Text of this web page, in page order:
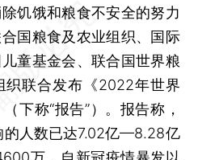
饥饿和粮食不安全的努力
国粮食及农业组织、国际
童基金会、联合国世界粮
织联合发布《2022年世界
下称“报告”）。报告称，
的人数已达7.02亿—8.28亿